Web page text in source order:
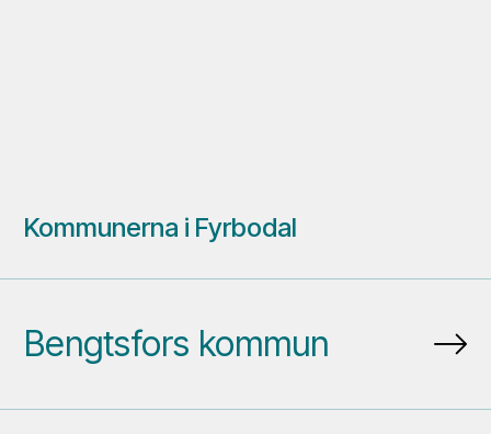
Kommunerna i Fyrbodal
Bengtsfors kommun